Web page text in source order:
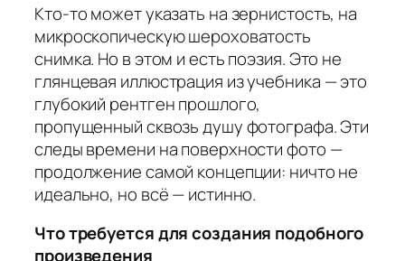
Кто-то может указать на зернистость, на
микроскопическую шероховатость
снимка. Но в этом и есть поэзия. Это не
глянцевая иллюстрация из учебника — это
глубокий рентген прошлого,
пропущенный сквозь душу фотографа. Эти
следы времени на поверхности фото —
продолжение самой концепции: ничто не
идеально, но всё — истинно.
Что требуется для создания подобного
произведения